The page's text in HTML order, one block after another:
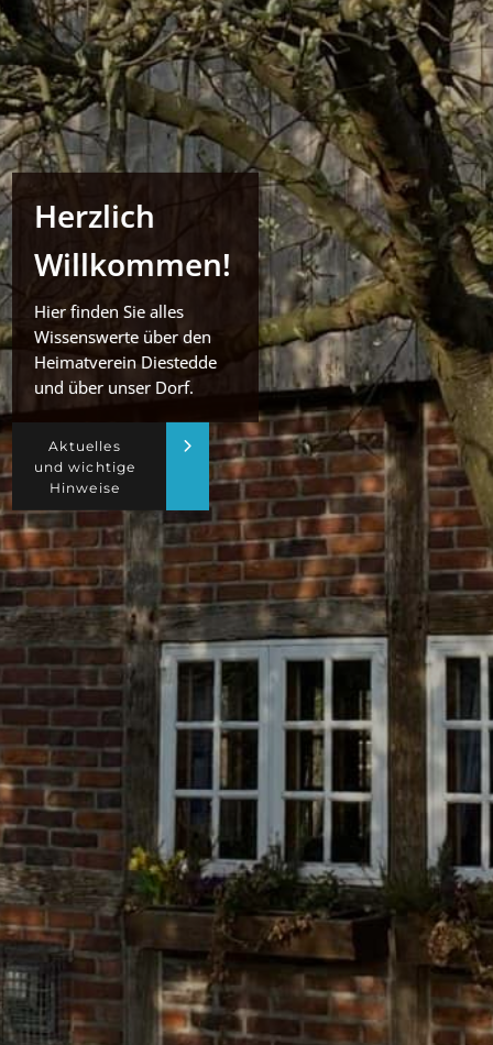
Herzlich
Willkommen!
Hier finden Sie alles
Wissenswerte über den
Heimatverein Diestedde
und über unser Dorf.
Aktuelles
und wichtige
Hinweise